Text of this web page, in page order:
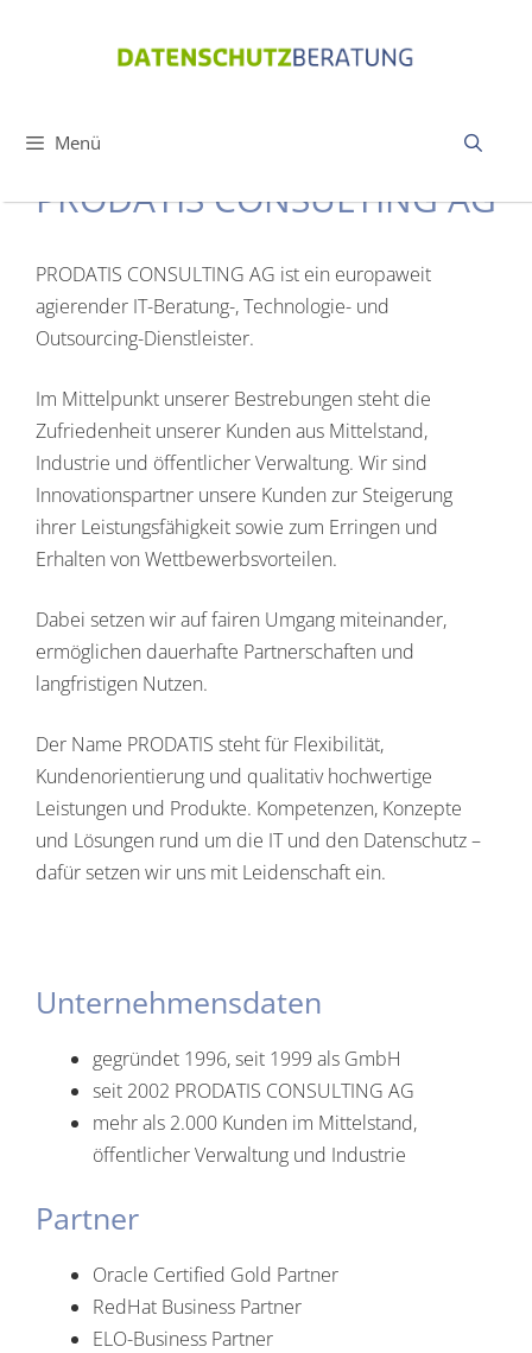
Menü
PRODATIS CONSULTING AG
PRODATIS CONSULTING AG ist ein europaweit
agierender IT-Beratung-, Technologie- und
Outsourcing-Dienstleister.
Im Mittelpunkt unserer Bestrebungen steht die
Zufriedenheit unserer Kunden aus Mittelstand,
Industrie und öffentlicher Verwaltung. Wir sind
Innovationspartner unsere Kunden zur Steigerung
ihrer Leistungsfähigkeit sowie zum Erringen und
Erhalten von Wettbewerbsvorteilen.
Dabei setzen wir auf fairen Umgang miteinander,
ermöglichen dauerhafte Partnerschaften und
langfristigen Nutzen.
Der Name PRODATIS steht für Flexibilität,
Kundenorientierung und qualitativ hochwertige
Leistungen und Produkte. Kompetenzen, Konzepte
und Lösungen rund um die IT und den Datenschutz –
dafür setzen wir uns mit Leidenschaft ein.
Unternehmensdaten
gegründet 1996, seit 1999 als GmbH
seit 2002 PRODATIS CONSULTING AG
mehr als 2.000 Kunden im Mittelstand,
öffentlicher Verwaltung und Industrie
Partner
Oracle Certified Gold Partner
RedHat Business Partner
ELO-Business Partner